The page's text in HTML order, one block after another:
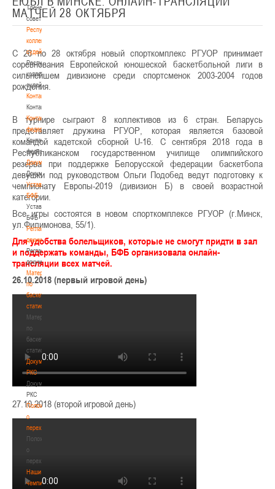
Тренерский
совет
Республиканская
коллегия
судей
Республиканская
коллегия
судей
Контакты
Контакты
Контакты
федерации
Контакты
федерации
Документы
Документы
Устав
БФБ
Устав
БФБ
Регламентирующие
документы
Регламентирующие
документы
Материалы
по
баскетбольной
статистике
Материалы
по
баскетбольной
статистике
Документы
РКС
Документы
РКС
Положение
о
переходах
Положение
о
переходах
Наши
чемпионы
МАТЧЕЙ 28 ОКТЯБРЯ
C 26 по 28 октября новый спорткомплекс РГУОР принимает
соревнования Европейской юношеской баскетбольной лиги в
сильнейшем дивизионе среди спортсменок 2003-2004 годов
рождения.
В турнире сыграют 8 коллективов из 6 стран. Беларусь
представляет дружина РГУОР, которая является базовой
командой кадетской сборной U-16. С сентября 2018 года в
Республиканском государственном училище олимпийского
резерва при поддержке Белорусской федерации баскетбола
девушки под руководством Ольги Подобед ведут подготовку к
чемпионату Европы-2019 (дивизион Б) в своей возрастной
категории.
Все игры состоятся в новом спорткомплексе РГУОР (г.Минск,
ул.Филимонова, 55/1).
Для удобства болельщиков, которые не смогут придти в зал
и поддержать команды, БФБ организовала онлайн-
трансляции всех матчей.
26.10.2018 (первый игровой день)
27.10.2018 (второй игровой день)